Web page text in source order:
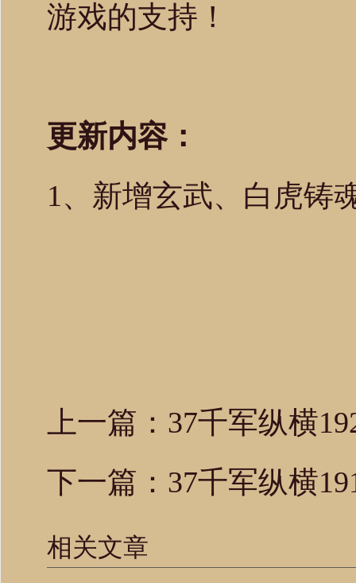
游戏的支持！
更新内容：
1、新增玄武、白虎铸
上一篇： 37千军纵横
下一篇： 37千军纵横
相关文章